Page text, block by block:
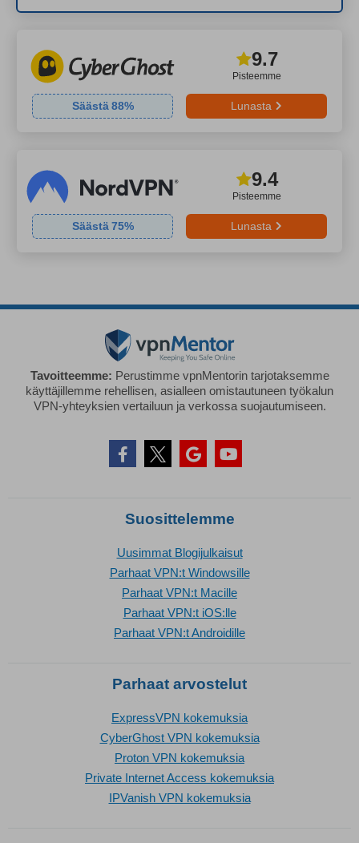
Pisteemme
9.7
Säästä 88% Lunasta
Pisteemme
9.4
Säästä 75% Lunasta
Tavoitteemme: Perustimme vpnMentorin tarjotaksemme
käyttäjillemme rehellisen, asialleen omistautuneen työkalun
VPN-yhteyksien vertailuun ja verkossa suojautumiseen.
Suosittelemme
Uusimmat Blogijulkaisut
Parhaat VPN:t Windowsille
Parhaat VPN:t Macille
Parhaat VPN:t iOS:lle
Parhaat VPN:t Androidille
Parhaat arvostelut
ExpressVPN kokemuksia
CyberGhost VPN kokemuksia
Proton VPN kokemuksia
Private Internet Access kokemuksia
IPVanish VPN kokemuksia